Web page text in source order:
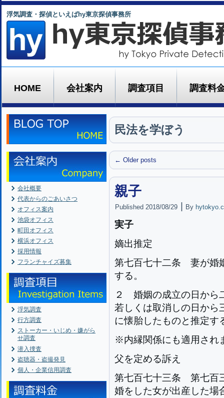
浮気調査・探偵といえばhy東京探偵事務所
HOME 会社案内 調査項目 調査料
会社概要
代表からのごあいさつ
オフィス案内
池袋オフィス
町田オフィス
横浜オフィス
採用情報
フランチャイズ募集
浮気調査
行方調査
ストーカー・いじめ・嫌がら
せ調査
潜入捜査
盗聴器・盗撮発見
個人・企業信用調査
民法を学ぼう
← Older posts
親子
Published 2018/08/29 By
実子
嫡出推定
第七百七十二条 妻が婚
する。
２ 婚姻の成立の日から
若しくは取消しの日から
に懐胎したものと推定す
※内縁関係にも適用され
父を定める訴え
第七百七十三条 第七百
婚をした女が出産した場